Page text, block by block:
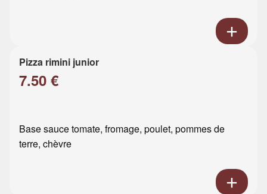
Pizza rimini junior
7.50 €
Base sauce tomate, fromage, poulet, pommes de
terre, chèvre